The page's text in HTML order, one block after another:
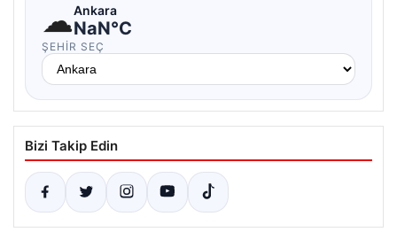
☁Ankara
NaN°C
ŞEHIR SEÇ
Bizi Takip Edin